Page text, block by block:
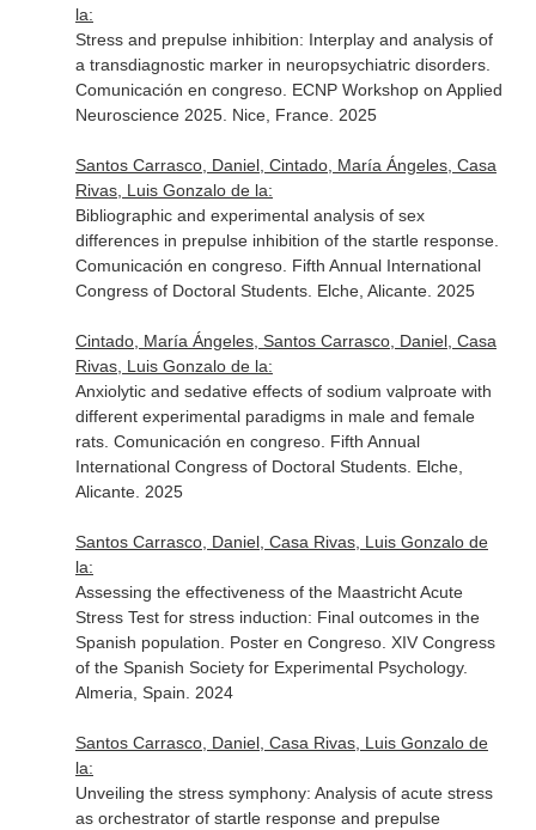
la:
Stress and prepulse inhibition: Interplay and analysis of
a transdiagnostic marker in neuropsychiatric disorders.
Comunicación en congreso. ECNP Workshop on Applied
Neuroscience 2025. Nice, France. 2025
Santos Carrasco, Daniel, Cintado, María Ángeles, Casa
Rivas, Luis Gonzalo de la:
Bibliographic and experimental analysis of sex
differences in prepulse inhibition of the startle response.
Comunicación en congreso. Fifth Annual International
Congress of Doctoral Students. Elche, Alicante. 2025
Cintado, María Ángeles, Santos Carrasco, Daniel, Casa
Rivas, Luis Gonzalo de la:
Anxiolytic and sedative effects of sodium valproate with
different experimental paradigms in male and female
rats. Comunicación en congreso. Fifth Annual
International Congress of Doctoral Students. Elche,
Alicante. 2025
Santos Carrasco, Daniel, Casa Rivas, Luis Gonzalo de
la:
Assessing the effectiveness of the Maastricht Acute
Stress Test for stress induction: Final outcomes in the
Spanish population. Poster en Congreso. XIV Congress
of the Spanish Society for Experimental Psychology.
Almeria, Spain. 2024
Santos Carrasco, Daniel, Casa Rivas, Luis Gonzalo de
la:
Unveiling the stress symphony: Analysis of acute stress
as orchestrator of startle response and prepulse